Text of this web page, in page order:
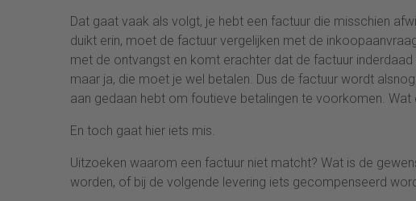
Dat gaat vaak als volgt, je hebt een factuur die misschien
duikt erin, moet de factuur vergelijken met de
met de ontvangst en komt erachter dat de factuur
maar ja, die moet je wel betalen. Dus de factuur wordt
aan gedaan hebt om foutieve betalingen te voorkomen. Wat
En toch gaat hier iets mis.
Uitzoeken waarom een factuur niet matcht? Wat is de
worden, of bij de volgende levering iets gecompenseerd